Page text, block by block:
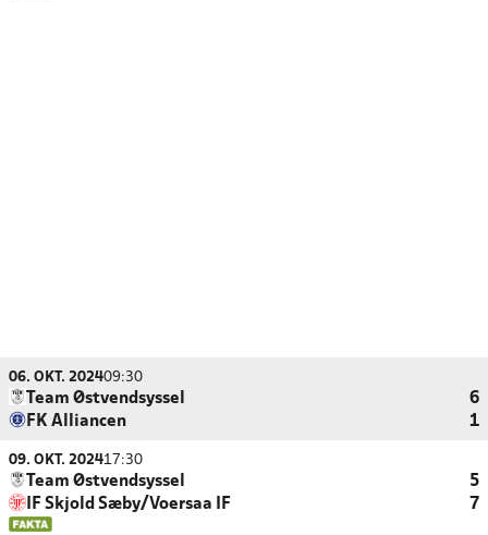
06. OKT. 202409:30
Team Østvendsyssel
6
FK Alliancen
1
09. OKT. 202417:30
Team Østvendsyssel
5
IF Skjold Sæby/Voersaa IF
7